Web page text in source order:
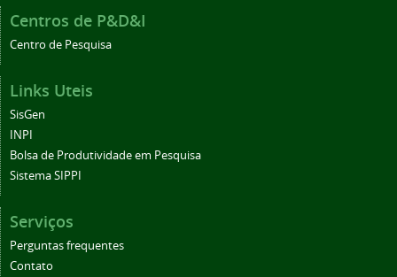
Centros de P&D&I
Centro de Pesquisa
Links Uteis
SisGen
INPI
Bolsa de Produtividade em Pesquisa
Sistema SIPPI
Serviços
Perguntas frequentes
Contato